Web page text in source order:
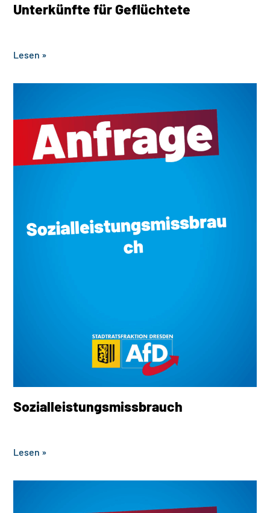
Unterkünfte für Geflüchtete
Lesen »
Sozialleistungsmissbrauch
Lesen »